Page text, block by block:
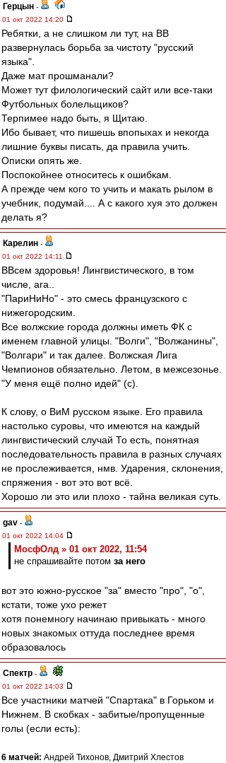
Герцын -
01 окт 2022 14:20
Ребятки, а не слишком ли тут, на ВВ
развернулась борьба за чистоту "русский
языка".
Даже мат прошманали?
Может тут филологический сайт или все-таки
Футбольных болельщиков?
Терпимее надо быть, я Щитаю.
Ибо бывает, что пишешь впопыхах и некогда
лишние буквы писать, да правила учить.
Описки опять же.
Поспокойнее относитесь к ошибкам.
А прежде чем кого то учить и макать рылом в
учебник, подумай.... А с какого хуя это должен
делать я?
Карелин -
01 окт 2022 14:11
ВВсем здоровья! Лингвистического, в том
числе, ага..
"ПариНиНо" - это смесь французского с
нижегородским.
Все волжские города должны иметь ФК с
именем главной улицы. "Волги", "Волжанины",
"Волгари" и так далее. Волжская Лига
Чемпионов обязательно. Летом, в межсезонье.
"У меня ещё полно идей" (с).
К слову, о ВиМ русском языке. Его правила
настолько суровы, что имеются на каждый
лингвистический случай То есть, понятная
последовательность правила в разных случаях
не прослеживается, нмв. Ударения, склонения,
спряжения - вот это вот всё.
Хорошо ли это или плохо - тайна великая суть.
gav -
01 окт 2022 14:04
МосфОлд » 01 окт 2022, 11:54
не спрашивайте потом за него
вот это южно-русское "за" вместо "про", "о",
кстати, тоже ухо режет
хотя понемногу начинаю привыкать - много
новых знакомых оттуда последнее время
образовалось
Спектр -
01 окт 2022 14:03
Все участники матчей "Спартака" в Горьком и
Нижнем. В скобках - забитые/пропущенные
голы (если есть):
6 матчей: Андрей Тихонов, Дмитрий Хлестов